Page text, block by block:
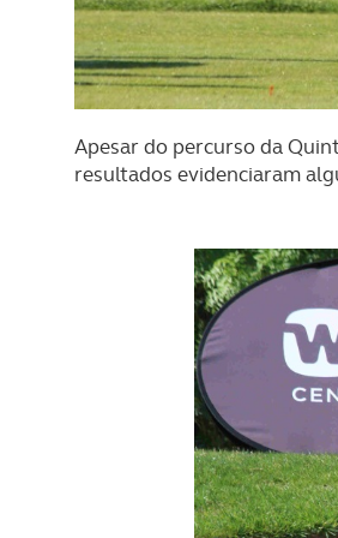
Apesar do percurso da
resultados evidenciaram